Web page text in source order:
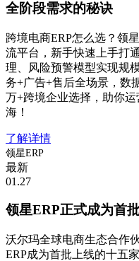
全阶段需求的秘诀
跨境电商ERP怎么选？领
流平台，新手快速上手打
理、风险预警模型实现规
务+广告+售后全场景，数
万+跨境企业选择，助你
海！
了解详情
领星ERP
最新
01.27
领星ERP正式成为首
沃尔玛全球电商生态合作
ERP成为首批上线的十五